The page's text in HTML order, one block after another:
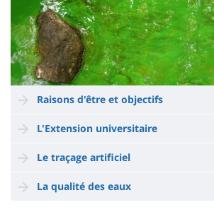
Raisons d'être et objectifs
L'Extension universitaire
Le traçage artificiel
La qualité des eaux